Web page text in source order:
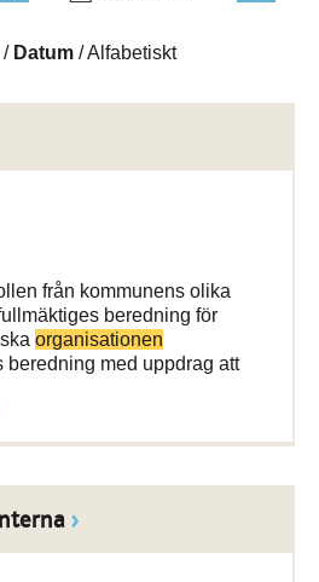
/ Datum /Alfabetiskt
från kommunens olika
beredning för
organisationen
beredning med uppdrag att